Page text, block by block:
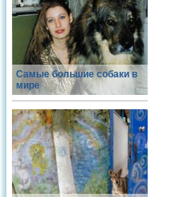
Самые большие собаки в
мире